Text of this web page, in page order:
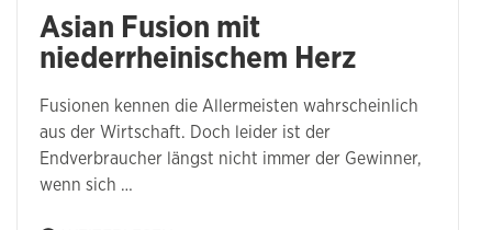
Asian Fusion mit
niederrheinischem Herz
Fusionen kennen die Allermeisten wahrscheinlich
aus der Wirtschaft. Doch leider ist der
Endverbraucher längst nicht immer der Gewinner,
wenn sich …